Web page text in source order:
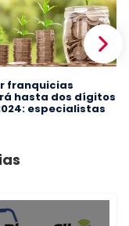
franquicias
hasta dos dígitos
especialistas